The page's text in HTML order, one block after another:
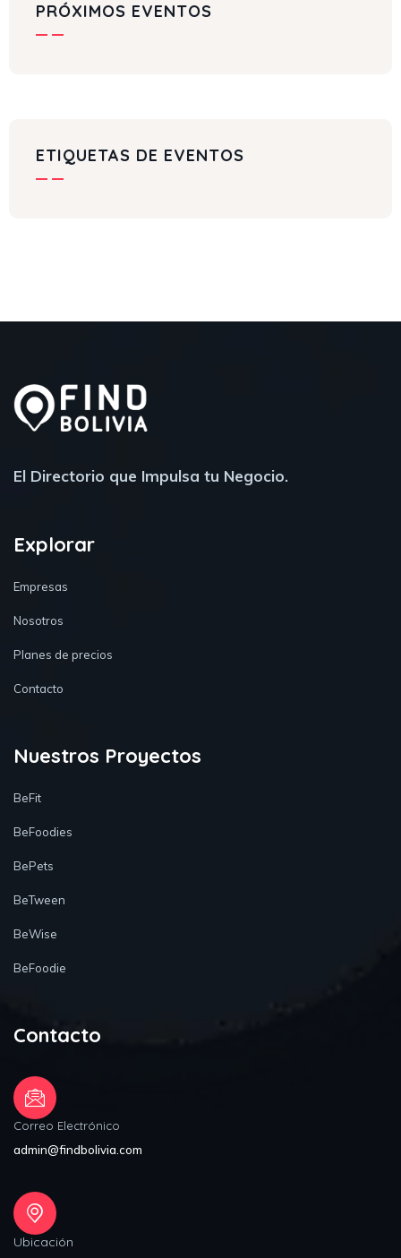
PRÓXIMOS EVENTOS
ETIQUETAS DE EVENTOS
El Directorio que Impulsa tu Negocio.
Explorar
Empresas
Nosotros
Planes de precios
Contacto
Nuestros Proyectos
BeFit
BeFoodies
BePets
BeTween
BeWise
BeFoodie
Contacto
Correo Electrónico
admin@findbolivia.com
Ubicación